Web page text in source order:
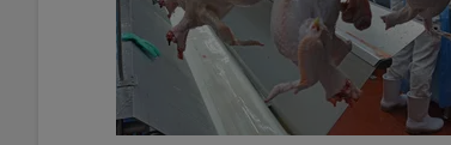
Les bâtiments de poulets construits en
© L. Gouverne